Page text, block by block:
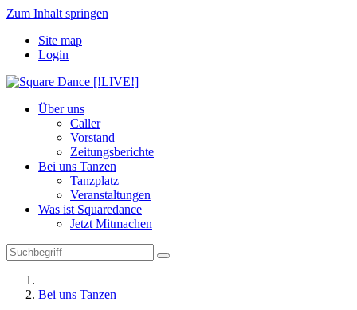
Zum Inhalt springen
Site map
Login
Über uns
Caller
Vorstand
Zeitungsberichte
Bei uns Tanzen
Tanzplatz
Veranstaltungen
Was ist Squaredance
Jetzt Mitmachen
Bei uns Tanzen